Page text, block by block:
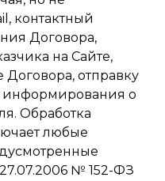
контактный
Договора,
на Сайте,
отправку
информирования о
Обработка
любые
№ 152-ФЗ